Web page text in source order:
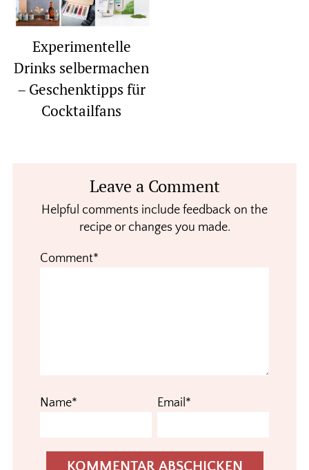
Experimentelle
Drinks selbermachen
– Geschenktipps für
Cocktailfans
InteractionsLeave a Comment
Helpful comments include feedback on the
recipe or changes you made.
Comment*
Name* Email*